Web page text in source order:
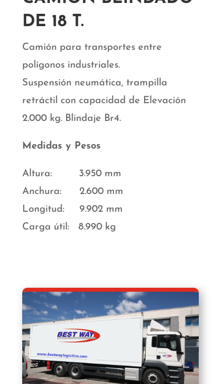
DE 18 T.
Camión para transportes entre
polígonos industriales.
Suspensión neumática, trampilla
retráctil con capacidad de Elevación
2.000 kg. Blindaje Br4.
Medidas y Pesos
Altura: 3.950 mm
Anchura: 2.600 mm
Longitud: 9.902 mm
Carga útil: 8.990 kg